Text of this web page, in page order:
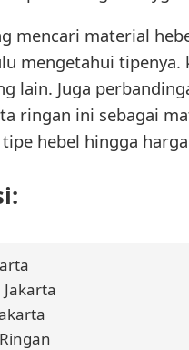
mencari material
mengetahui tipenya.
lain. Juga
ringan ini sebagai
hebel hingga